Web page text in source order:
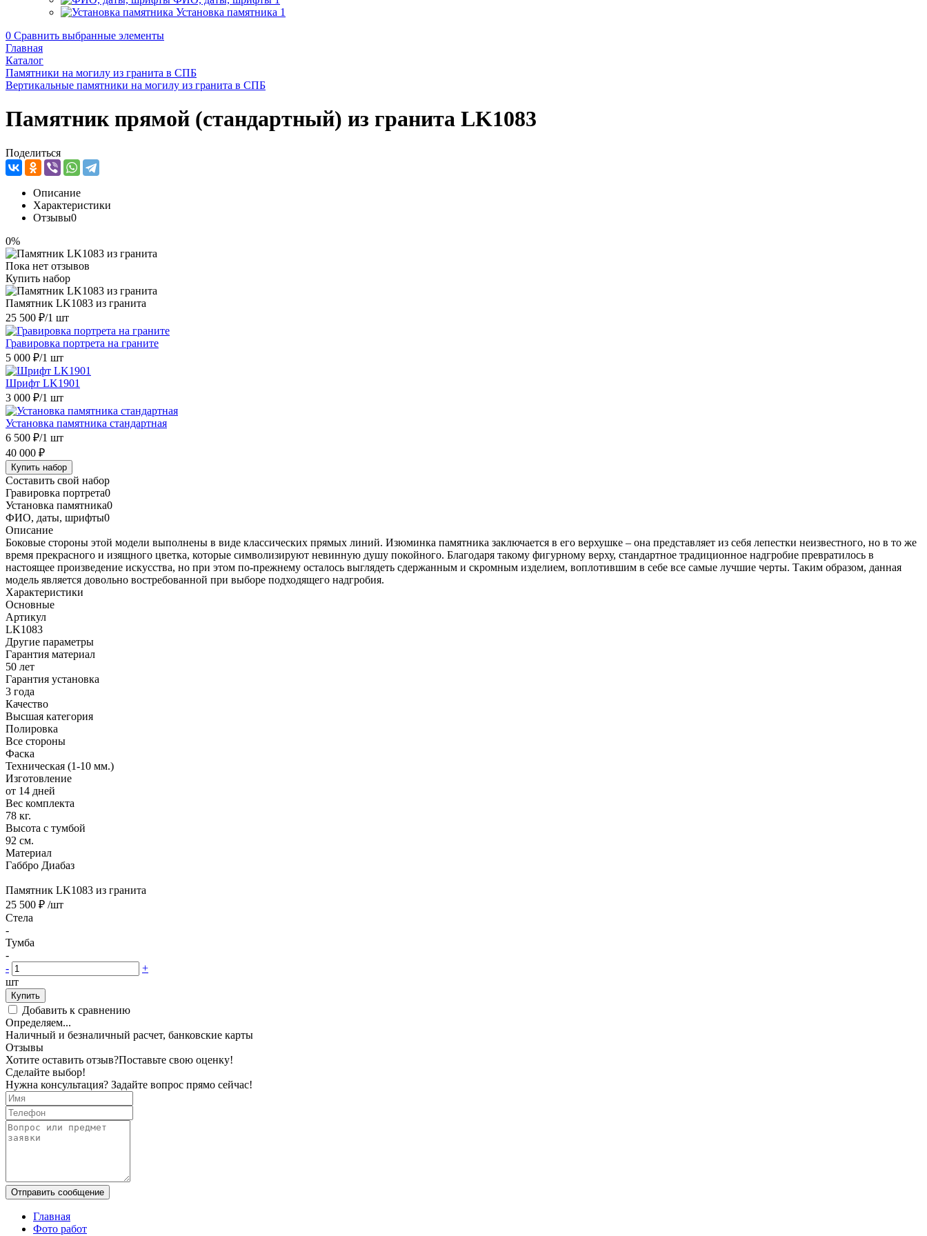
Установка памятника 1
0 Сравнить выбранные элементы
Главная
Каталог
Памятники на могилу из гранита в СПБ
Вертикальные памятники на могилу из гранита в СПБ
Памятник прямой (стандартный) из гранита LK1083
Поделиться
Описание
Характеристики
Отзывы0
0%
Пока нет отзывов
Купить набор
Памятник LK1083 из гранита
25 500 ₽/1 шт
Гравировка портрета на граните
5 000 ₽/1 шт
Шрифт LK1901
3 000 ₽/1 шт
Установка памятника стандартная
6 500 ₽/1 шт
40 000 ₽
Купить набор
Составить свой набор
Гравировка портрета0
Установка памятника0
ФИО, даты, шрифты0
Описание
Боковые стороны этой модели выполнены в виде классических прямых линий. Изюминка памятника заключается в его верхушке – она представляет из себя лепестки неизвестного, но в то же
время прекрасного и изящного цветка, которые символизируют невинную душу покойного. Благодаря такому фигурному верху, стандартное традиционное надгробие превратилось в
настоящее произведение искусства, но при этом по-прежнему осталось выглядеть сдержанным и скромным изделием, воплотившим в себе все самые лучшие черты. Таким образом, данная
модель является довольно востребованной при выборе подходящего надгробия.
Характеристики
Основные
Артикул
LK1083
Другие параметры
Гарантия материал
50 лет
Гарантия установка
3 года
Качество
Высшая категория
Полировка
Все стороны
Фаска
Техническая (1-10 мм.)
Изготовление
от 14 дней
Вес комплекта
78 кг.
Высота с тумбой
92 см.
Материал
Габбро Диабаз
Памятник LK1083 из гранита
25 500 ₽ /шт
Стела
-
Тумба
-
-
+
шт
Купить
Добавить к сравнению
Определяем...
Наличный и безналичный расчет, банковские карты
Отзывы
Хотите оставить отзыв?Поставьте свою оценку!
Сделайте выбор!
Нужна консультация? Задайте вопрос прямо сейчас!
Отправить сообщение
Главная
Фото работ